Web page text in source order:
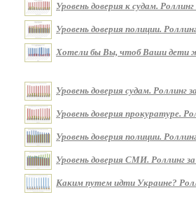
Уровень доверия к судам.
Уровень доверия полиции.
Хотели бы Вы, чтоб Ваши дети
Уровень доверия судам. Роллинг
Уровень доверия прокуратуре.
Уровень доверия полиции.
Уровень доверия СМИ. Роллинг
Каким путем идти Украине?